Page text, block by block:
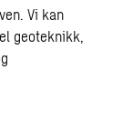
Vi kan
geoteknikk,